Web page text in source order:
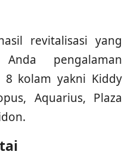
revitalisasi yang
pengalaman
kolam yakni Kiddy
Aquarius, Plaza